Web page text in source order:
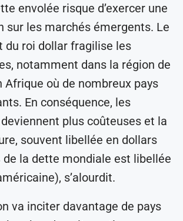
envolée risque d’exercer une
sur les marchés émergents. Le
du roi dollar fragilise les
notamment dans la région de
Afrique où de nombreux pays
En conséquence, les
plus coûteuses et la
souvent libellée en dollars
de la dette mondiale est libellée
s’alourdit.
va inciter davantage de pays